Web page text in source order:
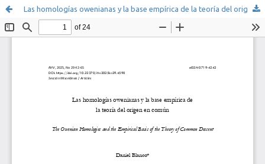
Las homologías owenianas y la base empírica de la teoría del origen en común